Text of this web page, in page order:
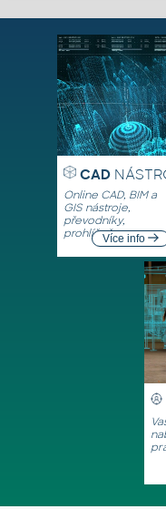
CAD
Online CAD, BIM a
GIS nástroje,
převodníky,
prohlížečeVíce info